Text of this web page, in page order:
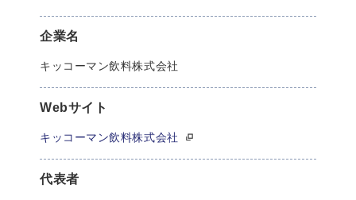
企業名
キッコーマン飲料株式会社
Webサイト
キッコーマン飲料株式会社
代表者